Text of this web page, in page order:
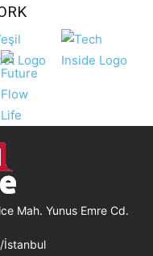
Mah. Yunus Emre Cd.
İstanbul